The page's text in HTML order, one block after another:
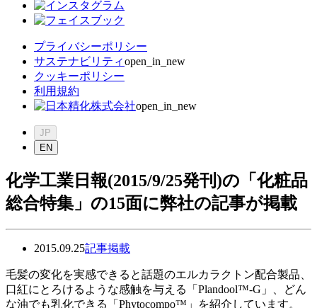
プライバシーポリシー
サステナビリティopen_in_new
クッキーポリシー
利用規約
open_in_new
JP
EN
化学工業日報(2015/9/25発刊)の「化粧品
総合特集」の15面に弊社の記事が掲載
2015.09.25記事掲載
毛髪の変化を実感できると話題のエルカラクトン配合製品、
口紅にとろけるような感触を与える「Plandool™-G」、どん
な油でも乳化できる「Phytocompo™」を紹介しています。